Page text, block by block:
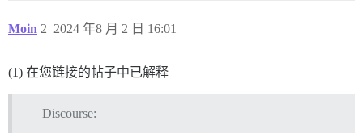
Moin 2024 年8 月 2 日 16:01
2
(1) 在您链接的帖子中已解释
Discourse: